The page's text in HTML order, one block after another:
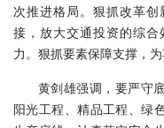
次推进格局。狠抓改革
接，放大交通投资的综
力。狠抓要素保障支撑，
黄剑雄强调，要严守
阳光工程、精品工程、绿